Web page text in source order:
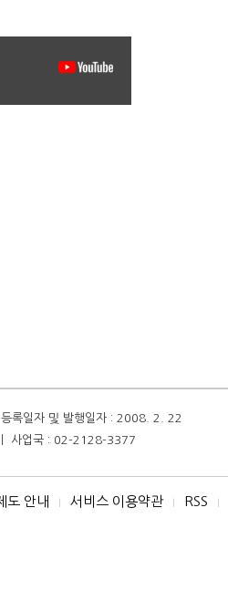
록일자 및 발행일자 : 2008. 2. 22
사업국 : 02-2128-3377
도 안내 I 서비스 이용약관 I RSS I